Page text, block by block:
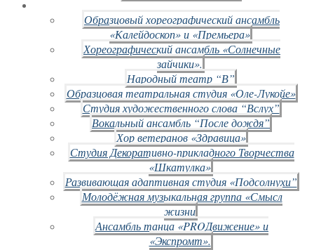
Образцовый хореографический ансамбль
«Калейдоскоп» и «Премьера»
Хореографический ансамбль «Солнечные
зайчики».
Народный театр “В”
Образцовая театральная студия «Оле-Лукойе»
Студия художественного слова “Вслух”
Вокальный ансамбль “После дождя”
Хор ветеранов «Здравица»
Студия Декоративно-прикладного Творчества
«Шкатулка»
Развивающая адаптивная студия «Подсолнухи”
Молодёжная музыкальная группа «Смысл
жизни
Ансамбль танца «PROДвижение» и
«Экспромт».